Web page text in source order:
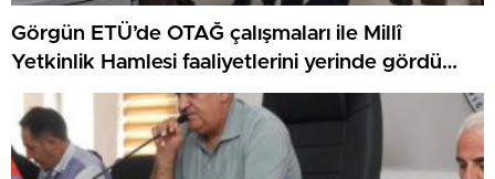
Görgün ETÜ’de OTAĞ çalışmaları ile Millî
Yetkinlik Hamlesi faaliyetlerini yerinde gördü…